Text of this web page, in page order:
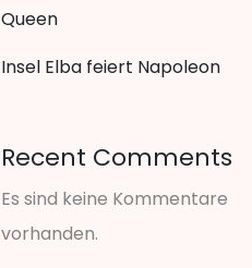
Queen
Insel Elba feiert Napoleon
Recent Comments
Es sind keine Kommentare
vorhanden.